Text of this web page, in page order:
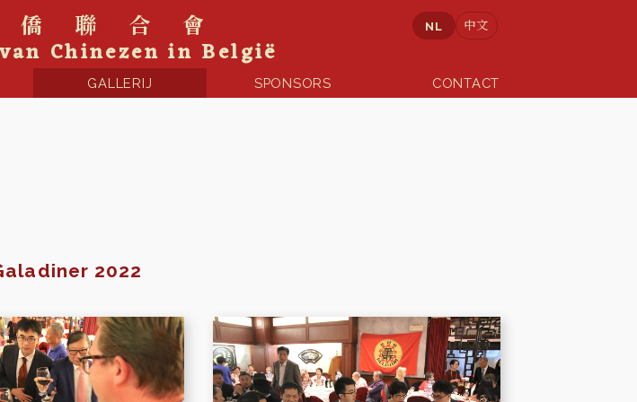
僑聯合會
Chinezen in België
NL 中文
GALLERIJ SPONSORS CONTACT
2022